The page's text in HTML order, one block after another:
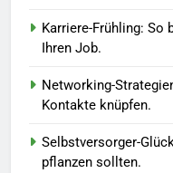
Karriere-Frühling: So
Ihren Job.
Networking-
Kontakte knüpfen.
Selbstversorger-
pflanzen sollten.